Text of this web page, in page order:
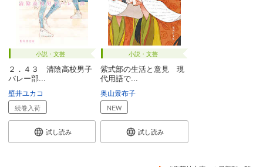
小説・文芸
２．４３ 清陰高校男子
バレー部...
壁井ユカコ
続巻入荷
試し読み
小説・文芸
紫式部の生活と意見 現
代用語で...
奥山景布子
NEW
試し読み